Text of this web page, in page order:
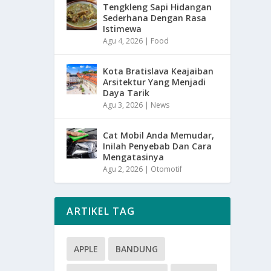
Tengkleng Sapi Hidangan
Sederhana Dengan Rasa
Istimewa
Agu 4, 2026 | Food
Kota Bratislava Keajaiban
Arsitektur Yang Menjadi
Daya Tarik
Agu 3, 2026 | News
Cat Mobil Anda Memudar,
Inilah Penyebab Dan Cara
Mengatasinya
Agu 2, 2026 | Otomotif
ARTIKEL TAG
APPLE BANDUNG